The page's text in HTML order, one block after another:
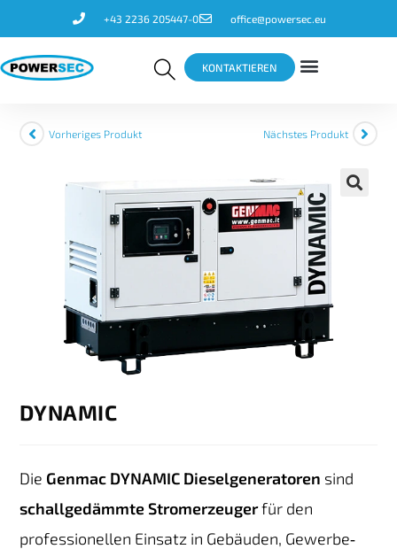
+43 2236 205447-0 office@powersec.eu
KONTAKTIEREN
Vorheriges Produkt Nächstes Produkt
DYNAMIC
Die Genmac DYNAMIC Dieselgeneratoren sind
schallgedämmte Stromerzeugerfür den
professionellen Einsatz in Gebäuden, Gewerbe‑